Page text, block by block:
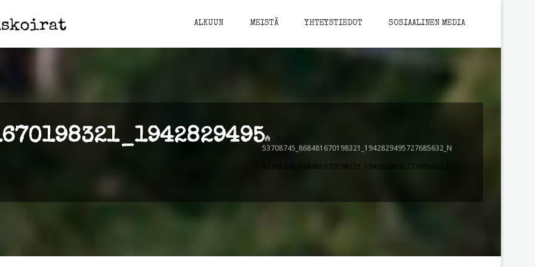
RiiPeKo ry
ALKUUN MEISTÄ YHTEYSTIEDOT SOSIAALINEN MEDIA
53708745_868481670198321_1942829495727685632_N
53708745_868481670198321_1942829495727685632_N